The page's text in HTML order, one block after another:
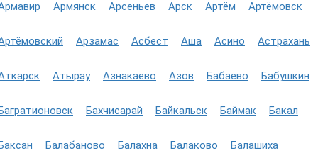
Армянск Арсеньев Арск Артём Артёмовск
Арзамас Асбест Аша Асино Астрахань
Атырау Азнакаево Азов Бабаево Бабушкин
Бахчисарай Байкальск Баймак Бакал
Балабаново Балахна Балаково Балашиха